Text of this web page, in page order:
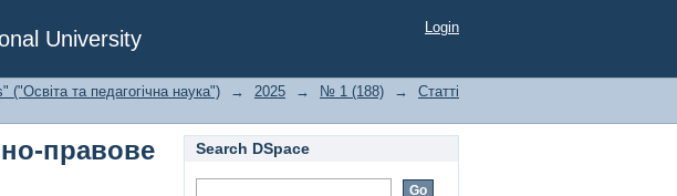
University
забезпечення" Login
та педагогічна наука") → 2025 → № 1 (188) →
Статті
правове
Search DSpace